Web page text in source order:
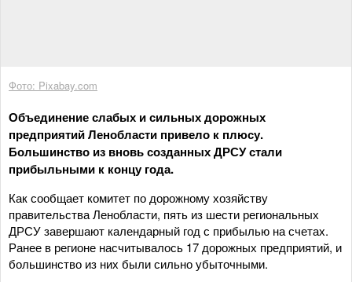
Фото: Pixabay.com
Объединение слабых и сильных дорожных
предприятий Ленобласти привело к плюсу.
Большинство из вновь созданных ДРСУ стали
прибыльными к концу года.
Как сообщает комитет по дорожному хозяйству
правительства Ленобласти, пять из шести региональных
ДРСУ завершают календарный год с прибылью на счетах.
Ранее в регионе насчитывалось 17 дорожных предприятий, и
большинство из них были сильно убыточными.